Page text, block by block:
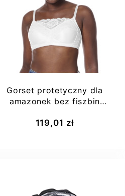
Gorset protetyczny dla
amazonek bez fiszbin
119,01 zł